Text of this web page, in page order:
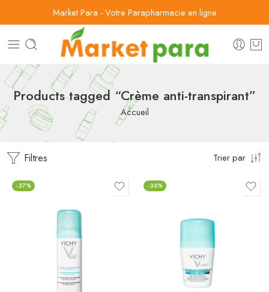
Market Para - Votre Parapharmacie en ligne
Products tagged “Crème anti-transpirant”
Accueil
Filtres Trier par
-37% -36%